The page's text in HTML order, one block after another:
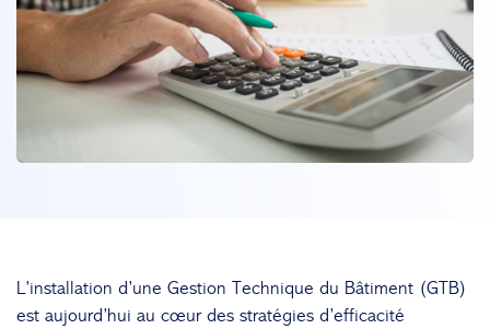
L’installation d’une Gestion Technique du Bâtiment (GTB)
est aujourd’hui au cœur des stratégies d’efficacité